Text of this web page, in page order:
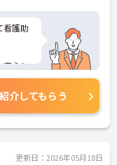
看護助
安心し
、さら
相談く
紹介してもらう
更新日：2026年05月18日